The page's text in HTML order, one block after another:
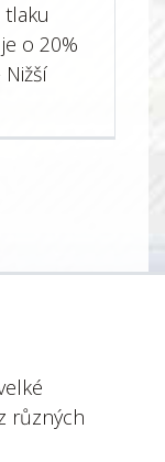
tlaku
o 20%
různých